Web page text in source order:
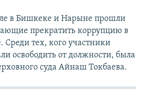
в Бишкеке и Нарыне прошли
прекратить коррупцию в
Среди тех, кого участники
освободить от должности, была
суда Айнаш Токбаева.